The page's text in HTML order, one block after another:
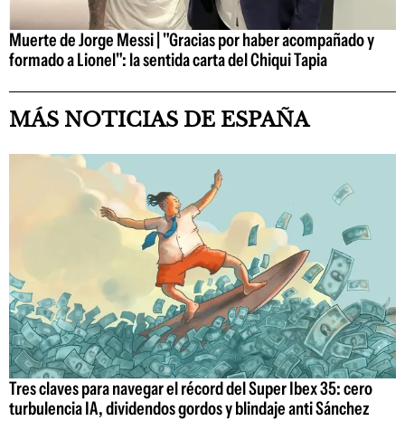
Muerte de Jorge Messi | "Gracias por haber acompañado y
formado a Lionel": la sentida carta del Chiqui Tapia
MÁS NOTICIAS DE ESPAÑA
Tres claves para navegar el récord del Super Ibex 35: cero
turbulencia IA, dividendos gordos y blindaje anti Sánchez